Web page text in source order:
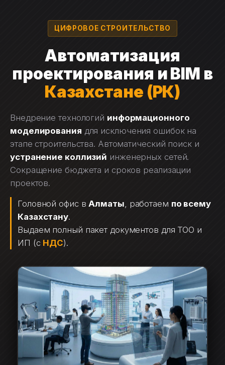
содержимомуЦИФРОВОЕ СТРОИТЕЛЬСТВО
Автоматизация
проектирования и BIM в
Казахстане (РК)
Внедрение технологий информационного
моделирования для исключения ошибок на
этапе строительства. Автоматический поиск и
устранение коллизий инженерных сетей.
Сокращение бюджета и сроков реализации
проектов.
Головной офис вАлматы, работаем по всему
Казахстану.
Выдаем полный пакет документов для ТОО и
ИП (с НДС).